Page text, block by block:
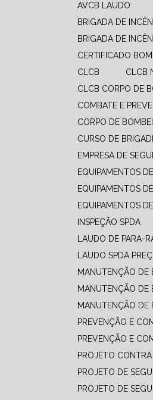
AVCB LAUDO
BRIGADA DE
BRIGADA DE
CERTIFICADO
CLCB
CLCB CORPO DE
COMBATE E
CORPO DE
CURSO DE
EMPRESA DE
EQUIPAMENTOS
EQUIPAMENTOS
EQUIPAMENTOS
INSPEÇÃO SPDA
LAUDO DE PARA-
LAUDO SPDA
MANUTENÇÃO
MANUTENÇÃO
MANUTENÇÃO
PREVENÇÃO E
PREVENÇÃO E
PROJETO
PROJETO DE
PROJETO DE